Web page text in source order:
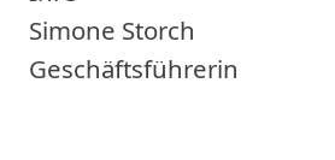
Simone Storch
Geschäftsführerin